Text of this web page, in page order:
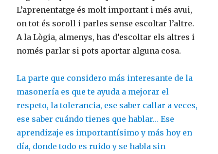
L’aprenentatge és molt important i més avui,
on tot és soroll i parles sense escoltar l’altre.
A la Lògia, almenys, has d’escoltar els altres i
només parlar si pots aportar alguna cosa.
La parte que considero más interesante de la
masonería es que te ayuda a mejorar el
respeto, la tolerancia, ese saber callar a veces,
ese saber cuándo tienes que hablar… Ese
aprendizaje es importantísimo y más hoy en
día, donde todo es ruido y se habla sin